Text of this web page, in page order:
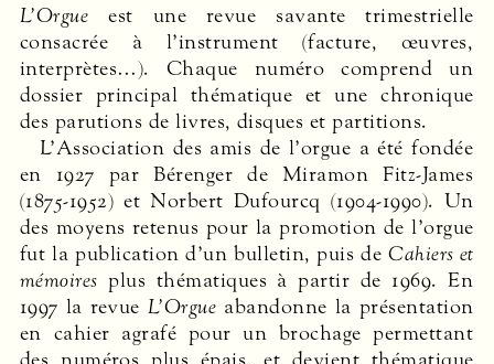
L’Orgue est une revue savante trimestrielle
consacrée à l’instrument (facture, œuvres,
interprètes…). Chaque numéro comprend un
dossier principal thématique et une chronique
des parutions de livres, disques et partitions.
L’Association des amis de l’orgue a été fondée
en 1927 par Bérenger de Miramon Fitz-James
(1875-1952) et Norbert Dufourcq (1904-1990). Un
des moyens retenus pour la promotion de l’orgue
fut la publication d’un bulletin, puis deCahiers et
mémoires plus thématiques à partir de 1969. En
1997 la revue L’Orgue abandonne la présentation
en cahier agrafé pour un brochage permettant